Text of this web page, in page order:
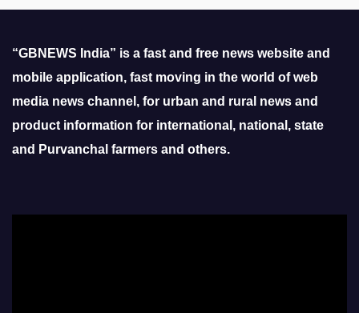
“GBNEWS India” is a fast and free news website and
mobile application, fast moving in the world of web
media news channel, for urban and rural news and
product information for international, national, state
and Purvanchal farmers and others.